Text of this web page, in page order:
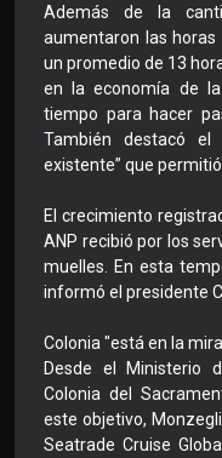
Además de la
aumentaron las horas
un promedio de 13
en la economía de
tiempo para hacer
También destacó
existente” que
El crecimiento
ANP recibió por los
muelles. En esta
informó el presidente
Colonia "está en la
Desde el Ministerio
Colonia del
este objetivo,
Seatrade Cruise